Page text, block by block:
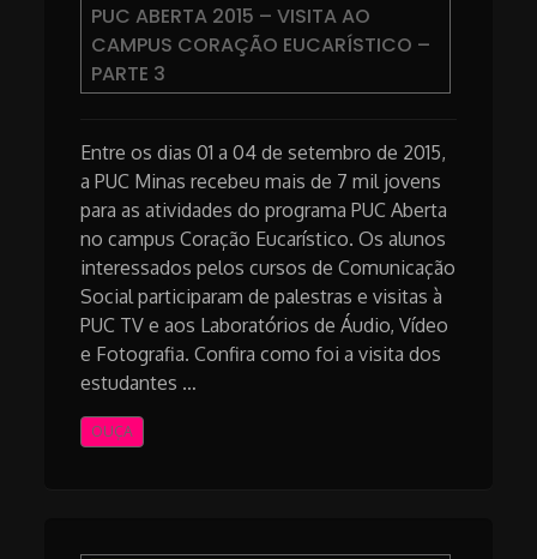
PUC ABERTA 2015 – VISITA AO
CAMPUS CORAÇÃO EUCARÍSTICO –
PARTE 3
Entre os dias 01 a 04 de setembro de 2015,
a PUC Minas recebeu mais de 7 mil jovens
para as atividades do programa PUC Aberta
no campus Coração Eucarístico. Os alunos
interessados pelos cursos de Comunicação
Social participaram de palestras e visitas à
PUC TV e aos Laboratórios de Áudio, Vídeo
e Fotografia. Confira como foi a visita dos
estudantes …
OUÇA